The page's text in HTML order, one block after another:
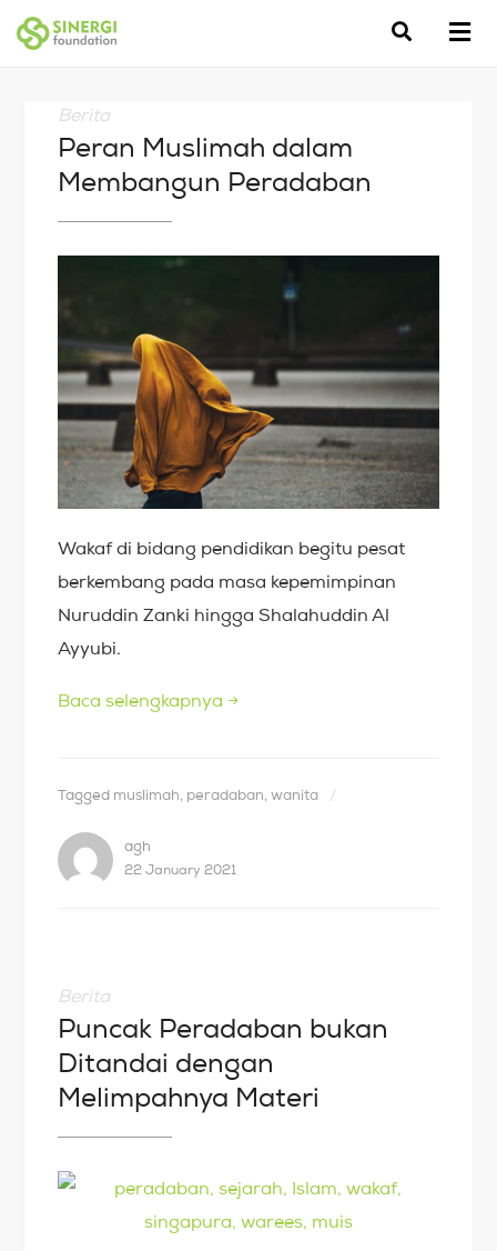
Berita
Peran Muslimah dalam
Membangun Peradaban
Wakaf di bidang pendidikan begitu pesat
berkembang pada masa kepemimpinan
Nuruddin Zanki hingga Shalahuddin Al
Ayyubi.
Baca selengkapnya →
Tagged muslimah peradaban ,wanita
agh
22 January 2021
Berita
Puncak Peradaban bukan
Ditandai dengan
Melimpahnya Materi